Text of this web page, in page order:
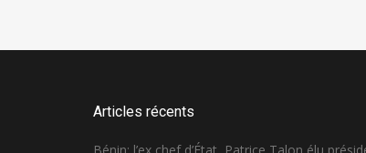
Articles récents